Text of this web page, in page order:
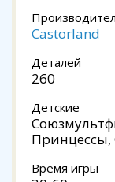
Castorland
Деталей
260
Детские
Принцессы,
Время игры